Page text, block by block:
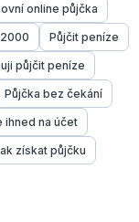
online půjčka
Půjčit peníze
půjčit peníze
Půjčka bez čekání
ihned na účet
získat půjčku